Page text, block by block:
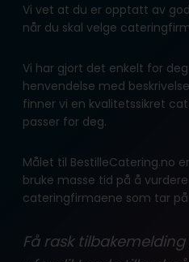
Vi vet at du er opptatt av
når du skal velge
Vi har gjort det enkelt for
henvendelse med
finner vi en kvalitetssikret
passer for deg.
Målet til BestilleCatering.no
bruke masse tid på å
cateringfirmaene som tar på
Få rask